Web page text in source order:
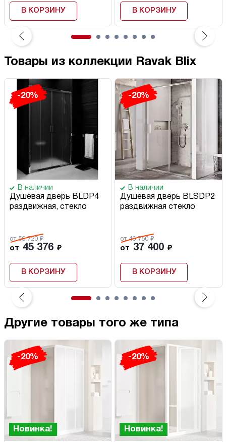
В КОРЗИНУ В КОРЗИНУ
Товары из коллекции Ravak Blix
-20%
В наличии
Душевая дверь BLDP4
раздвижная, стекло
от 56 720 ₽
от 45 376 ₽
В КОРЗИНУ
-20%
В наличии
Душевая дверь BLSDP2
раздвижная стекло
от 46 750 ₽
от 37 400 ₽
В КОРЗИНУ
Другие товары того же типа
-20%
Новинка!
-20%
Новинка!